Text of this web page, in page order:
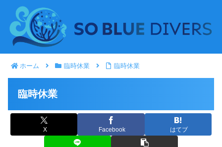
ホーム 臨時休業 臨時休業
臨時休業
X Facebook はてブ